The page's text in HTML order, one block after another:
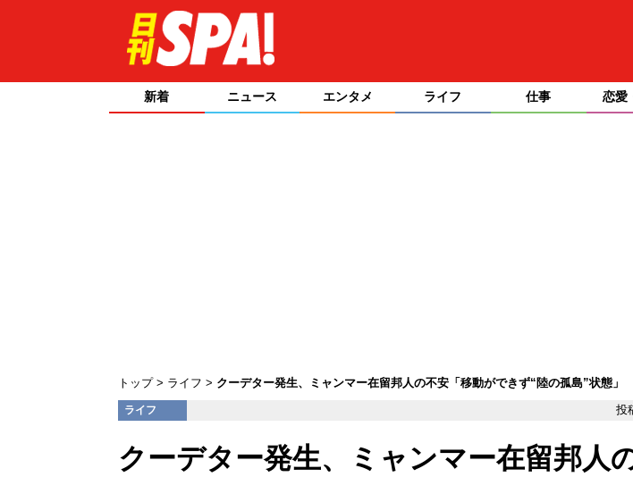
新着 ニュース エンタメ ライフ 仕事 恋愛
トップ ライフ クーデター発生、ミャンマー在留邦人の不安「移動ができず“陸の孤島”状態」
ライフ 投
クーデター発生、ミャンマー在留邦人